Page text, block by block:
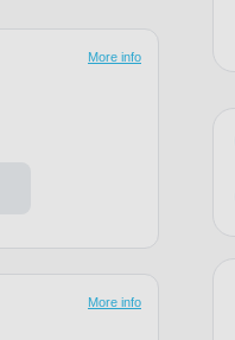
More info
More info